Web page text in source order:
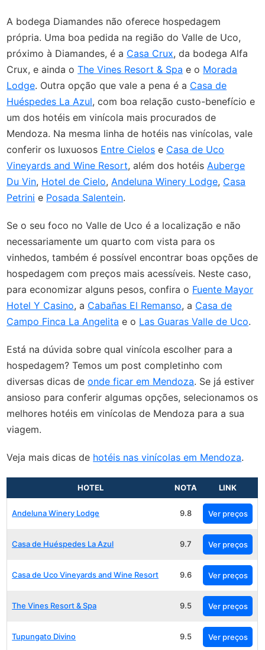
A bodega Diamandes não oferece hospedagem
própria. Uma boa pedida na região do Valle de Uco,
próximo à Diamandes, é a Casa Crux, da bodega Alfa
Crux, e ainda oThe Vines Resort & Spa e o Morada
Lodge. Outra opção que vale a pena é a Casa de
Huéspedes La Azul, com boa relação custo-benefício e
um dos hotéis em vinícola mais procurados de
Mendoza. Na mesma linha de hotéis nas vinícolas, vale
conferir os luxuosos Entre Cielos e Casa de Uco
Vineyards and Wine Resort, além dos hotéis Auberge
Du Vin, Hotel de Cielo, Andeluna Winery Lodge, Casa
Petrini e Posada Salentein.
Se o seu foco no Valle de Uco é a localização e não
necessariamente um quarto com vista para os
vinhedos, também é possível encontrar boas opções de
hospedagem com preços mais acessíveis. Neste caso,
para economizar alguns pesos, confira o Fuente Mayor
Hotel Y Casino, a Cabañas El Remanso, a Casa de
Campo Finca La Angelita e o Las Guaras Valle de Uco.
Está na dúvida sobre qual vinícola escolher para a
hospedagem? Temos um post completinho com
diversas dicas deonde ficar em Mendoza. Se já estiver
ansioso para conferir algumas opções, selecionamos os
melhores hotéis em vinícolas de Mendoza para a sua
viagem.
Veja mais dicas de hotéis nas vinícolas em Mendoza.
HOTEL NOTA LINK
Andeluna Winery Lodge 9.8 Ver preços
Casa de Huéspedes La Azul 9.7 Ver preços
Casa de Uco Vineyards and Wine Resort 9.6 Ver preços
The Vines Resort & Spa 9.5 Ver preços
Tupungato Divino 9.5 Ver preços